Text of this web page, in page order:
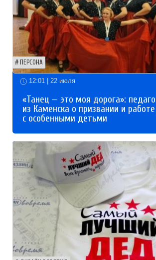
ПЕРСОНА
12:01 | 22 июля
«Танец — это моя дорога»:
из Каменска о призвании и работе
с особенными детьми